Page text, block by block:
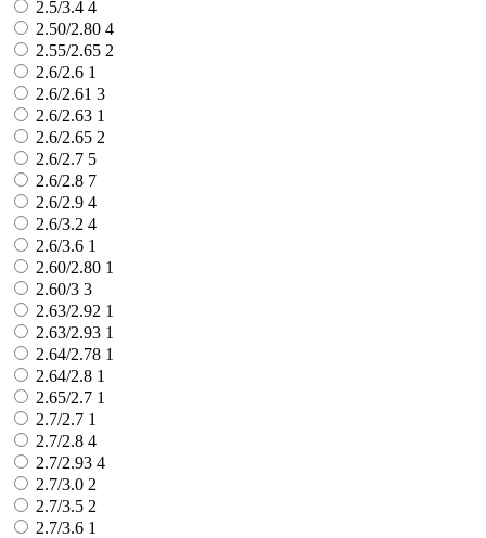
2.5/3.4 4
2.50/2.80 4
2.55/2.65 2
2.6/2.6 1
2.6/2.61 3
2.6/2.63 1
2.6/2.65 2
2.6/2.7 5
2.6/2.8 7
2.6/2.9 4
2.6/3.2 4
2.6/3.6 1
2.60/2.80 1
2.60/3 3
2.63/2.92 1
2.63/2.93 1
2.64/2.78 1
2.64/2.8 1
2.65/2.7 1
2.7/2.7 1
2.7/2.8 4
2.7/2.93 4
2.7/3.0 2
2.7/3.5 2
2.7/3.6 1